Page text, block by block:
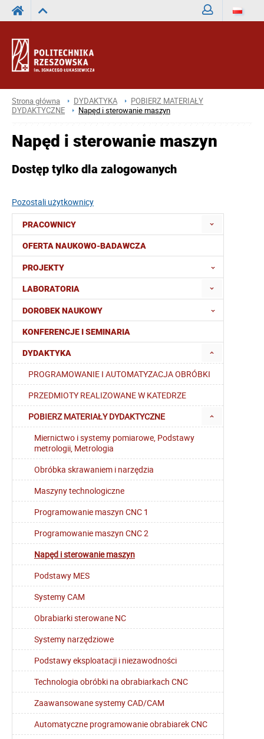
Strona główna DYDAKTYKA
POBIERZ MATERIAŁY
DYDAKTYCZNE
Napęd i sterowanie maszyn
PRACOWNICY
OFERTA NAUKOWO-BADAWCZA
PROJEKTY
LABORATORIA
DOROBEK NAUKOWY
KONFERENCJE I SEMINARIA
DYDAKTYKA
PROGRAMOWANIE I AUTOMATYZACJA OBRÓBKI
PRZEDMIOTY REALIZOWANE W KATEDRZE
POBIERZ MATERIAŁY DYDAKTYCZNE
Miernictwo i systemy pomiarowe, Podstawy
metrologii, Metrologia
Obróbka skrawaniem i narzędzia
Maszyny technologiczne
Programowanie maszyn CNC 1
Programowanie maszyn CNC 2
Napęd i sterowanie maszyn
Podstawy MES
Systemy CAM
Obrabiarki sterowane NC
Systemy narzędziowe
Podstawy eksploatacji i niezawodności
Technologia obróbki na obrabiarkach CNC
Zaawansowane systemy CAD/CAM
Automatyczne programowanie obrabiarek CNC
Napęd i sterowanie maszyn
Dostęp tylko dla zalogowanych
Pozostali użytkownicy